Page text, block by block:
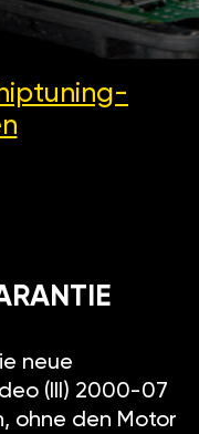
neue
(III) 2000-07
ohne den Motor